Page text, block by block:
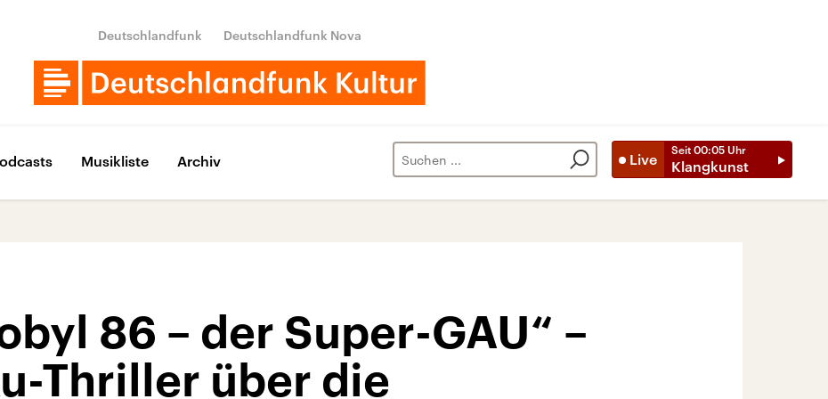
Deutschlandfunk Deutschlandfunk Nova
Live
Seit 00:05 Uhr
Klangkunst
Musikliste Archiv
86 – der Super-GAU“ –
Thriller über die